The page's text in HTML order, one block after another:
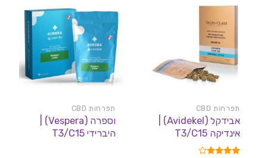
תפרחות CBD
אבידקל (Avidekel) |
אינדיקה T3/C15
תפרחות CBD
וספרה (Vespera) |
היברידי T3/C15